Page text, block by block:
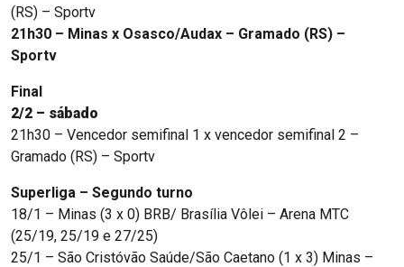
(RS) – Sportv
21h30 – Minas x Osasco/Audax – Gramado (RS) –
Sportv
Final
2/2 – sábado
21h30 – Vencedor semifinal 1 x vencedor semifinal 2 –
Gramado (RS) – Sportv
Superliga – Segundo turno
18/1 – Minas (3 x 0) BRB/ Brasília Vôlei – Arena MTC
(25/19, 25/19 e 27/25)
25/1 – São Cristóvão Saúde/São Caetano (1 x 3) Minas –